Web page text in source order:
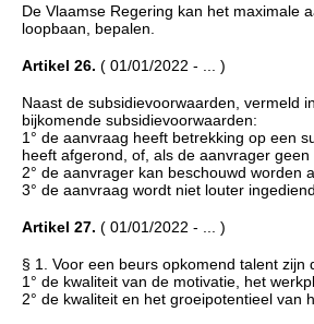
De Vlaamse Regering kan het maximale
loopbaan, bepalen.
Artikel 26. ( 01/01/2022 - ... )
Naast de subsidievoorwaarden, vermeld
bijkomende subsidievoorwaarden:
1° de aanvraag heeft betrekking op een
heeft afgerond, of, als de aanvrager
2° de aanvrager kan beschouwd worden
3° de aanvraag wordt niet louter
Artikel 27. ( 01/01/2022 - ... )
§ 1. Voor een beurs opkomend talent
1° de kwaliteit van de motivatie, het
2° de kwaliteit en het groeipotentieel van